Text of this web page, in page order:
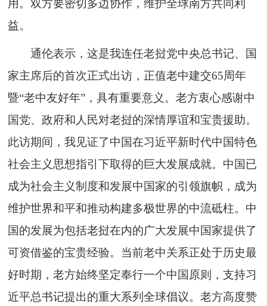
用。双方要密切多边协作，维护全球南方共同利
益。
通伦表示，这是我连任老挝党中央总书记、国
家主席后的首次正式出访，正值老中建交65周年
暨“老中友好年”，具有重要意义。老方衷心感谢中
国党、政府和人民对老挝的深情厚谊和宝贵援助。
此访期间，我见证了中国在习近平新时代中国特色
社会主义思想指引下取得的巨大发展成就。中国已
成为社会主义制度和发展中国家的引领旗帜，成为
维护世界和平和推动构建多极世界的中流砥柱。中
国的发展为包括老挝在内的广大发展中国家提供了
可资借鉴的宝贵经验。当前老中关系正处于历史最
好时期，老方始终坚定奉行一个中国原则，支持习
近平总书记提出的重大系列全球倡议。老方高度赞